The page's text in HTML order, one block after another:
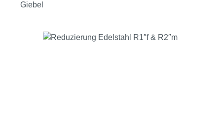
Giebel
Bildergalerie überspringen